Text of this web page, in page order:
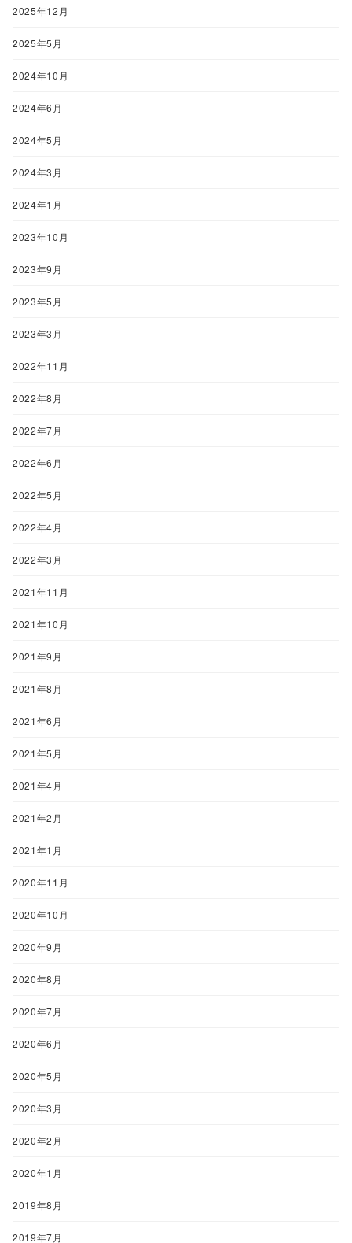
2025年12月
2025年5月
2024年10月
2024年6月
2024年5月
2024年3月
2024年1月
2023年10月
2023年9月
2023年5月
2023年3月
2022年11月
2022年8月
2022年7月
2022年6月
2022年5月
2022年4月
2022年3月
2021年11月
2021年10月
2021年9月
2021年8月
2021年6月
2021年5月
2021年4月
2021年2月
2021年1月
2020年11月
2020年10月
2020年9月
2020年8月
2020年7月
2020年6月
2020年5月
2020年3月
2020年2月
2020年1月
2019年8月
2019年7月